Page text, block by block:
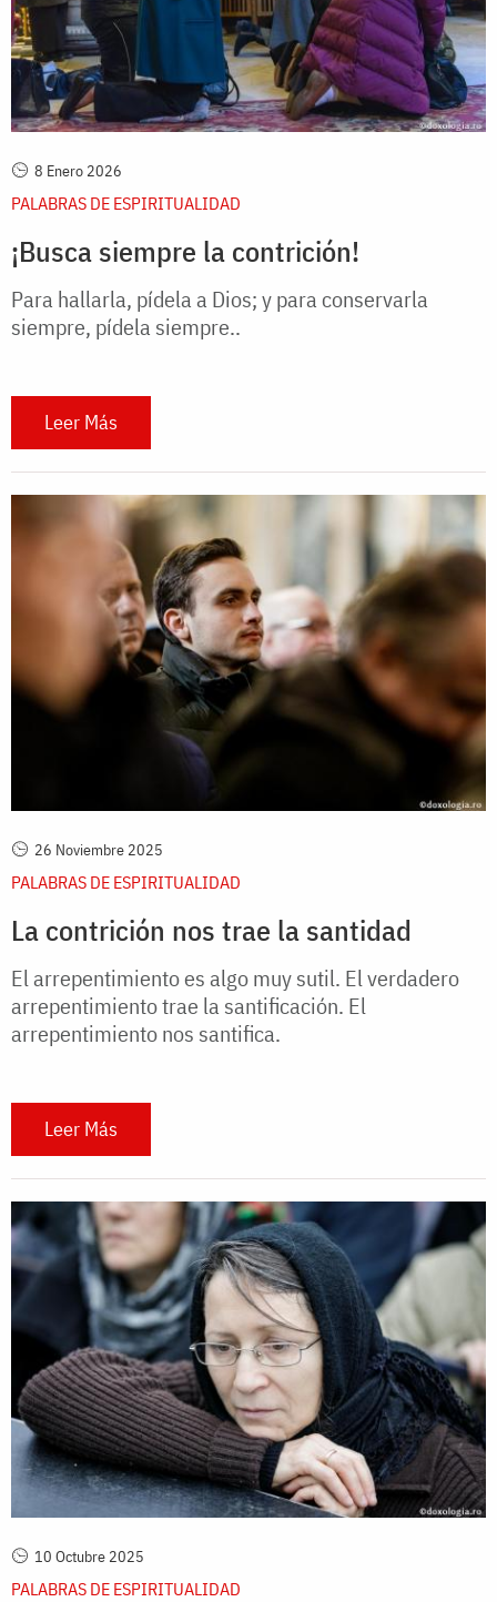
8 Enero 2026
PALABRAS DE ESPIRITUALIDAD
¡Busca siempre la contrición!
Para hallarla, pídela a Dios; y para conservarla
siempre, pídela siempre..
Leer Más
26 Noviembre 2025
PALABRAS DE ESPIRITUALIDAD
La contrición nos trae la santidad
El arrepentimiento es algo muy sutil. El verdadero
arrepentimiento trae la santificación. El
arrepentimiento nos santifica.
Leer Más
10 Octubre 2025
PALABRAS DE ESPIRITUALIDAD